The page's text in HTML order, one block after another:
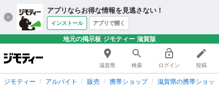
アプリならお得な情報を見逃さない！
インストール アプリで開く
地元の掲示板 ジモティー 滋賀版
滋賀県 検索 ログイン 投稿
ジモティー アルバイト 販売 携帯ショップ 滋賀県の携帯ショッ